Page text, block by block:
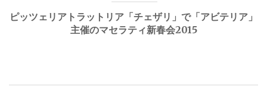
ビ
ピッツェリアトラットリア「チェザリ」で「アビテリア」
主催のマセラティ新春会2015